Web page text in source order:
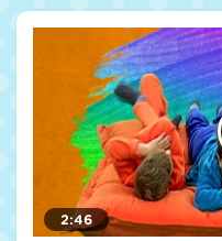
2:46